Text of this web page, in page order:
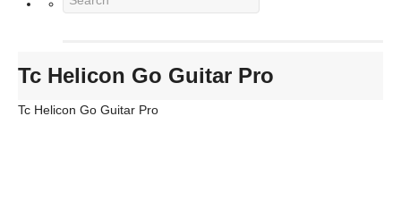
Tc Helicon Go Guitar Pro
Tc Helicon Go Guitar Pro